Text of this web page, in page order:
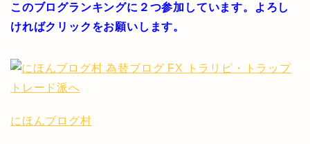
このブログランキングに２つ参加しています。よろし
ければクリックをお願いします。
にほんブログ村